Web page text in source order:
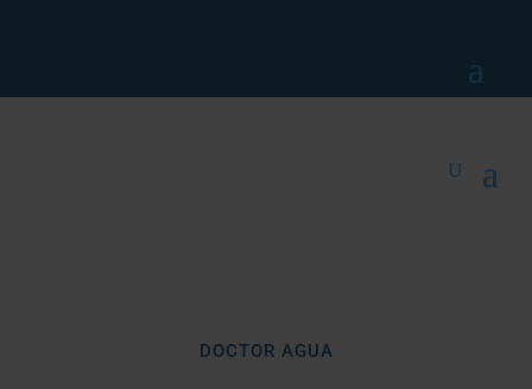
DOCTOR AGUA